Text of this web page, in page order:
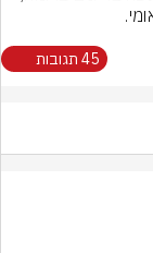
45 תגובות